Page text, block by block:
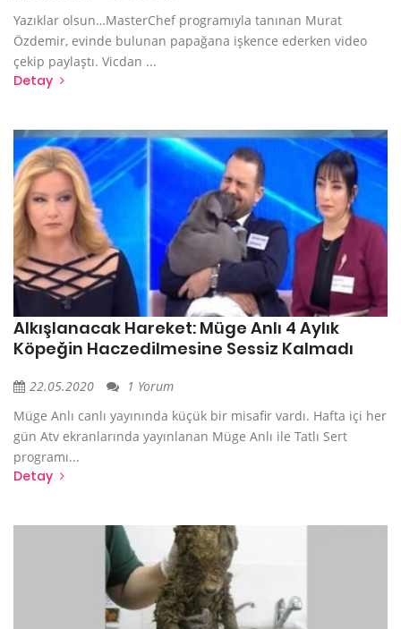
Yazıklar olsun…MasterChef programıyla tanınan Murat
Özdemir, evinde bulunan papağana işkence ederken video
çekip paylaştı. Vicdan ...
Detay
Alkışlanacak Hareket: Müge Anlı 4 Aylık
Köpeğin Haczedilmesine Sessiz Kalmadı
22.05.2020
1 Yorum
Müge Anlı canlı yayınında küçük bir misafir vardı. Hafta içi her
gün Atv ekranlarında yayınlanan Müge Anlı ile Tatlı Sert
programı...
Detay